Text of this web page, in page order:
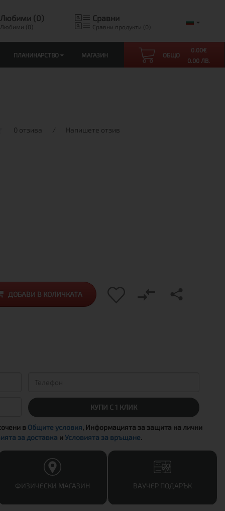
Любими (0)
Любими (0)
Сравни
Сравни продукти (0)
ПЛАНИНАРСТВО МАГАЗИН ОБЩО
0.00€
0.00 ЛВ.
0 отзива / Напишете отзив
ДОБАВИ В КОЛИЧКАТА
КУПИ С 1 КЛИК
в Общите условия, Информацията за защита на лични
за доставка иУсловията за връщане.
ФИЗИЧЕСКИ МАГАЗИН ВАУЧЕР ПОДАРЪК